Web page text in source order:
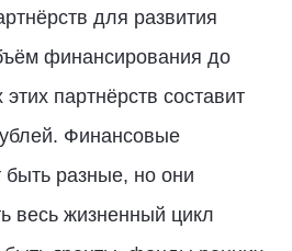
для развития
финансирования до
партнёрств составит
Финансовые
быть разные, но они
весь жизненный цикл